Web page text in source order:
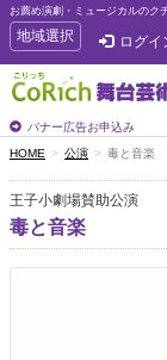
お薦め演劇・ミュージカルのク
T
o
g
g
e
n
a
v
i
g
地域選択 ログイ
バナー広告お申込み
HOME 公演 毒と音楽
王子小劇場賛助公演
毒と音楽